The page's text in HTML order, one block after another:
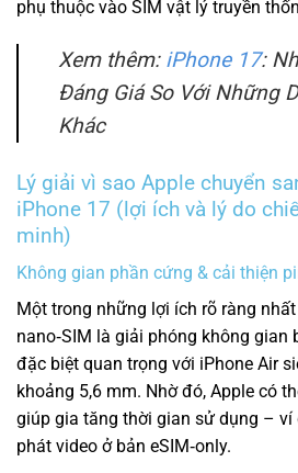
phụ thuộc vào SIM vật lý truyền
Xem thêm: iPhone 17:
Đáng Giá So Với Những
Khác
Lý giải vì sao Apple chuyển
iPhone 17 (lợi ích và lý do
minh)
Không gian phần cứng & cải thiện
Một trong những lợi ích rõ ràng
nano‑SIM là giải phóng không gian
đặc biệt quan trọng với iPhone Air
khoảng 5,6 mm. Nhờ đó, Apple có
giúp gia tăng thời gian sử dụng –
phát video ở bản eSIM‑only.